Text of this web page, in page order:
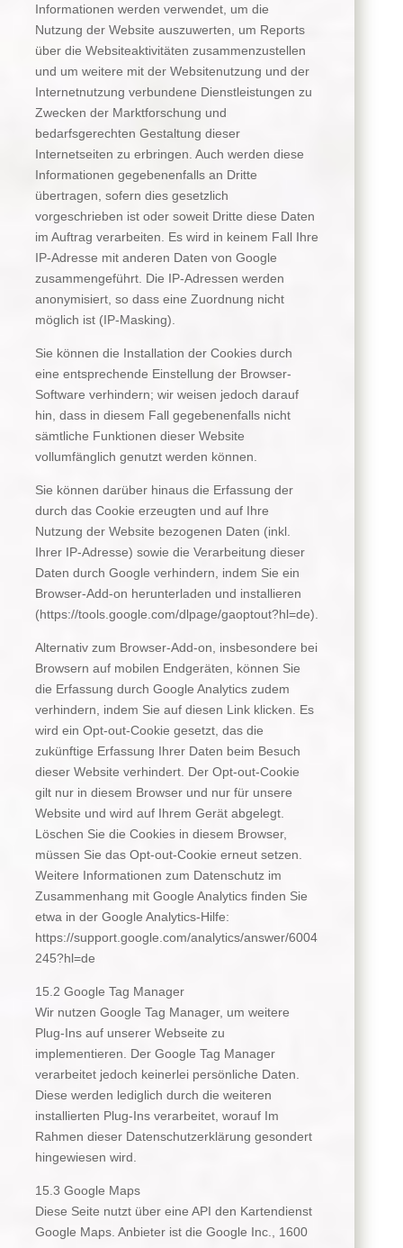
Informationen werden verwendet, um die
Nutzung der Website auszuwerten, um Reports
über die Websiteaktivitäten zusammenzustellen
und um weitere mit der Websitenutzung und der
Internetnutzung verbundene Dienstleistungen zu
Zwecken der Marktforschung und
bedarfsgerechten Gestaltung dieser
Internetseiten zu erbringen. Auch werden diese
Informationen gegebenenfalls an Dritte
übertragen, sofern dies gesetzlich
vorgeschrieben ist oder soweit Dritte diese Daten
im Auftrag verarbeiten. Es wird in keinem Fall Ihre
IP-Adresse mit anderen Daten von Google
zusammengeführt. Die IP-Adressen werden
anonymisiert, so dass eine Zuordnung nicht
möglich ist (IP-Masking).
Sie können die Installation der Cookies durch
eine entsprechende Einstellung der Browser-
Software verhindern; wir weisen jedoch darauf
hin, dass in diesem Fall gegebenenfalls nicht
sämtliche Funktionen dieser Website
vollumfänglich genutzt werden können.
Sie können darüber hinaus die Erfassung der
durch das Cookie erzeugten und auf Ihre
Nutzung der Website bezogenen Daten (inkl.
Ihrer IP-Adresse) sowie die Verarbeitung dieser
Daten durch Google verhindern, indem Sie ein
Browser-Add-on herunterladen und installieren
(https://tools.google.com/dlpage/gaoptout?hl=de).
Alternativ zum Browser-Add-on, insbesondere bei
Browsern auf mobilen Endgeräten, können Sie
die Erfassung durch Google Analytics zudem
verhindern, indem Sie auf diesen Link klicken. Es
wird ein Opt-out-Cookie gesetzt, das die
zukünftige Erfassung Ihrer Daten beim Besuch
dieser Website verhindert. Der Opt-out-Cookie
gilt nur in diesem Browser und nur für unsere
Website und wird auf Ihrem Gerät abgelegt.
Löschen Sie die Cookies in diesem Browser,
müssen Sie das Opt-out-Cookie erneut setzen.
Weitere Informationen zum Datenschutz im
Zusammenhang mit Google Analytics finden Sie
etwa in der Google Analytics-Hilfe:
https://support.google.com/analytics/answer/6004
245?hl=de
15.2 Google Tag Manager
Wir nutzen Google Tag Manager, um weitere
Plug-Ins auf unserer Webseite zu
implementieren. Der Google Tag Manager
verarbeitet jedoch keinerlei persönliche Daten.
Diese werden lediglich durch die weiteren
installierten Plug-Ins verarbeitet, worauf Im
Rahmen dieser Datenschutzerklärung gesondert
hingewiesen wird.
15.3 Google Maps
Diese Seite nutzt über eine API den Kartendienst
Google Maps. Anbieter ist die Google Inc., 1600